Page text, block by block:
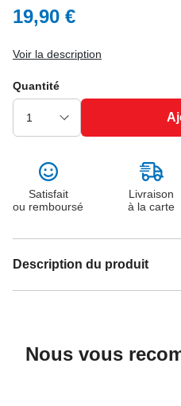
19,90 €
Voir la description
Quantité
Satisfait
ou remboursé
Livraison
à la carte
Description du produit
Nous vous